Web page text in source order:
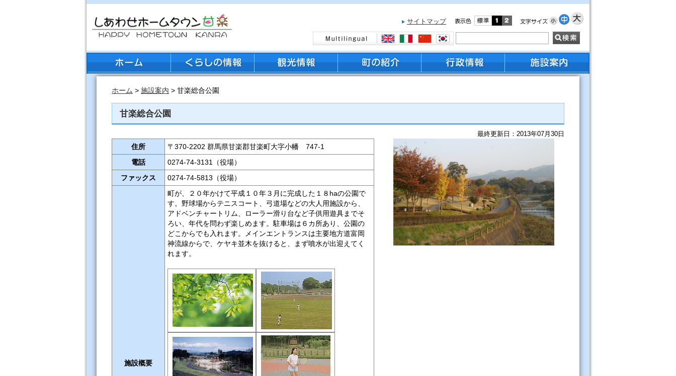
サイトマップ
ホーム > 施設案内 > 甘楽総合公園
甘楽総合公園
最終更新日：2013年07月30日
住所
〒370-2202 群馬県甘楽郡甘楽町大字小幡 747-1
電話
0274-74-3131（役場）
ファックス
0274-74-5813（役場）
施設概要
町が、２０年かけて平成１０年３月に完成した１８haの公園で
す。野球場からテニスコート、弓道場などの大人用施設から、
アドベンチャートリム、ローラー滑り台など子供用遊具までそ
ろい、年代を問わず楽しめます。駐車場は６カ所あり、公園の
どこからでも入れます。メインエントランスは主要地方道富岡
神流線からで、ケヤキ並木を抜けると、まず噴水が出迎えてく
れます。